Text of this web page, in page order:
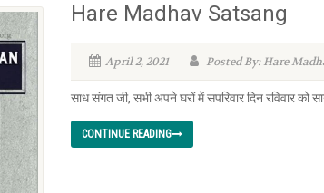
Hare Madhav Satsang
April 2, 2021 Posted By: Hare
साध संगत जी, सभी अपने घरों में सपरिवार दिन रविवार
CONTINUE READING